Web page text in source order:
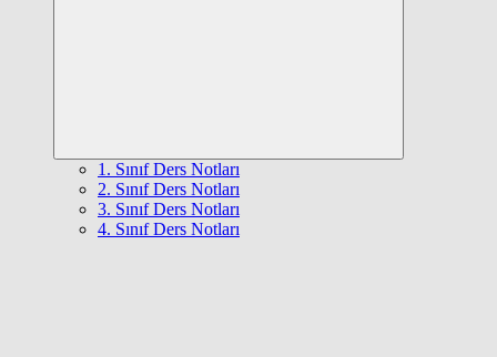
1. Sınıf Ders Notları
2. Sınıf Ders Notları
3. Sınıf Ders Notları
4. Sınıf Ders Notları